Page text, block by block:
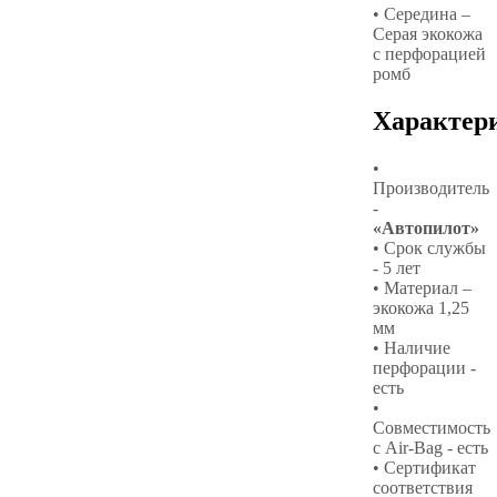
• Середина –
Серая экокожа
с перфорацией
ромб
•
Производитель
-
«Автопилот»
• Срок службы
- 5 лет
• Материал –
экокожа 1,25
мм
• Наличие
перфорации -
есть
•
Совместимость
с Air-Bag - есть
• Сертификат
соответствия